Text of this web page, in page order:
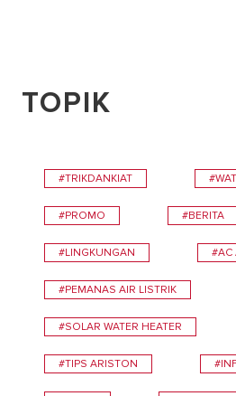
TOPIK
#TRIKDANKIAT
#PROMO #BERITA
#LINGKUNGAN #AC
#PEMANAS AIR LISTRIK
#SOLAR WATER HEATER
#TIPS ARISTON